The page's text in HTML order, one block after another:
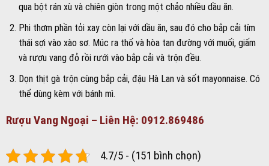
qua bột rán xù và chiên giòn trong một chảo nhiều dầu ăn.
Phi thơm phần tỏi xay còn lại với dầu ăn, sau đó cho bắp cải tím
thái sợi vào xào sơ. Múc ra thố và hòa tan đường với muối, giấm
và rượu vang đỏ rồi rưới vào bắp cải và trộn đều.
Dọn thịt gà trộn cùng bắp cải, đậu Hà Lan và sốt mayonnaise. Có
thể dùng kèm với bánh mì.
Rượu Vang Ngoại – Liên Hệ: 0912.869486
4.7/5 - (151 bình chọn)